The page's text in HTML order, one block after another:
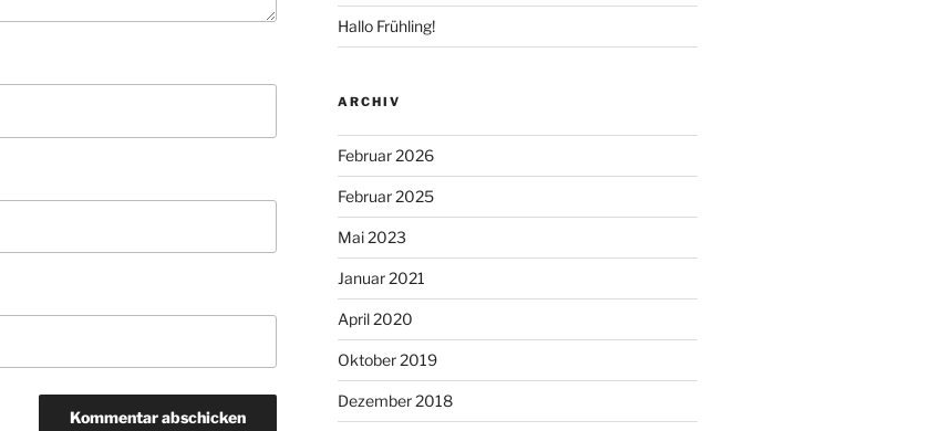
Hallo Frühling!
ARCHIV
Februar 2026
Februar 2025
Mai 2023
Januar 2021
April 2020
Oktober 2019
Dezember 2018